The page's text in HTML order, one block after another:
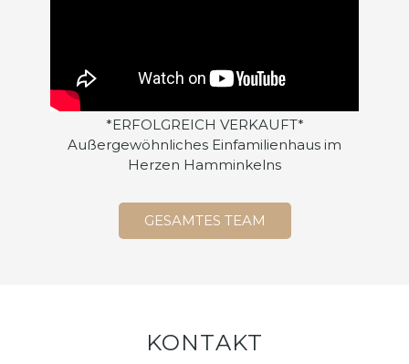
*ERFOLGREICH VERKAUFT*
Außergewöhnliches Einfamilienhaus im
Herzen Hamminkelns
GESAMTES TEAM
KONTAKT